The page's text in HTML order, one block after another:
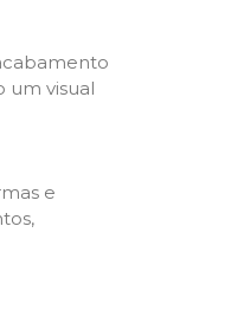
um visual
e